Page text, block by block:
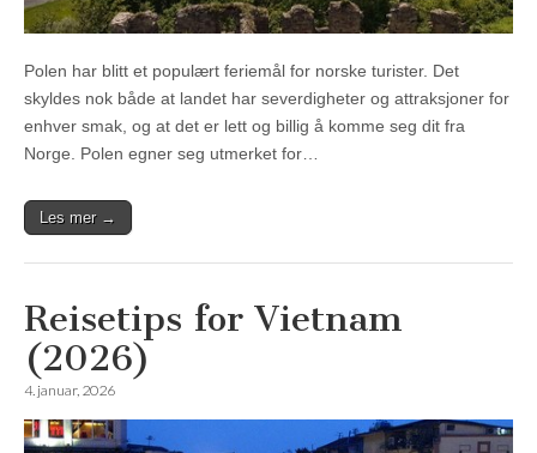
Polen har blitt et populært feriemål for norske turister. Det
skyldes nok både at landet har severdigheter og attraksjoner for
enhver smak, og at det er lett og billig å komme seg dit fra
Norge. Polen egner seg utmerket for…
Les mer →
Reisetips for Vietnam
(2026)
4. januar, 2026